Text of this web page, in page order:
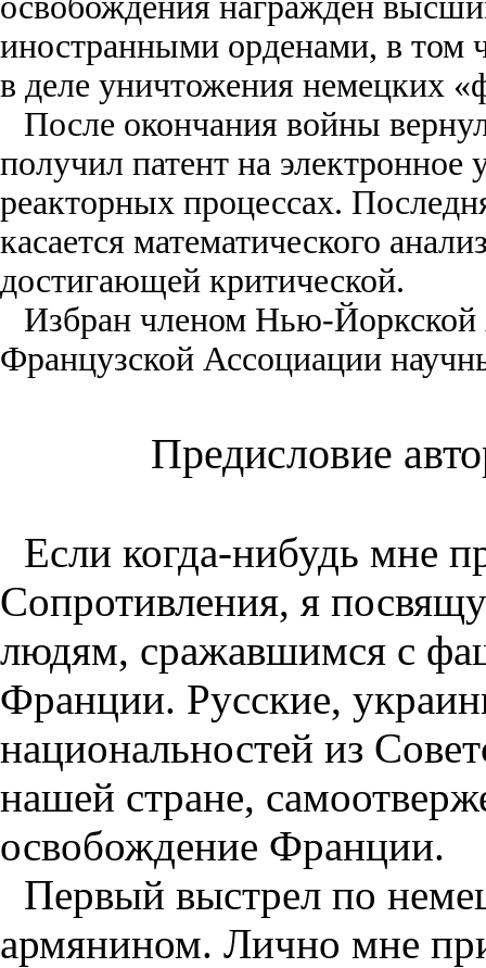
иностранными орденами, в том
в деле уничтожения немецких
После окончания войны
получил патент на
реакторных процессах.
касается математического
достигающей критической.
Избран членом Нью-Йоркской
Французской Ассоциации
Предисловие
Если когда-нибудь мне
Сопротивления, я
людям, сражавшимся с
Франции. Русские,
национальностей из
нашей стране,
освобождение Франции.
Первый выстрел по
армянином. Лично мне